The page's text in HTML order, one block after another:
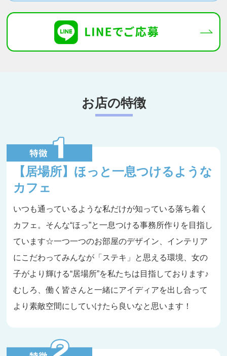
お店の特徴
【居場所】ほっと一息つけるような
カフェ
いつも通っているような私だけが知っている落ち着く
カフェ。そんな“ほっ”と一息つける事務所作りを目指し
ています☆一つ一つのお部屋のデザイン、インテリア
にこだわってみんなが「ステキ」と思える環境、女の
子がより輝ける“居場所”を私たちは目指しております♪
むしろ、働く皆さんと一緒にアイディアを出し合って
より素敵空間にしていけたら良いなと思います！